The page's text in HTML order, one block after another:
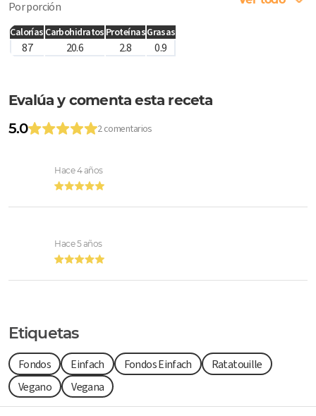
Por porción
Calorías Carbohidratos ProteínasGrasas
87 20.6 2.8 0.9
Evalúa y comenta esta receta
5.0
2 comentarios
Hace 4 años
Hace 5 años
Etiquetas
Fondos Einfach Fondos Einfach
Ratatouille
Vegano
Vegana